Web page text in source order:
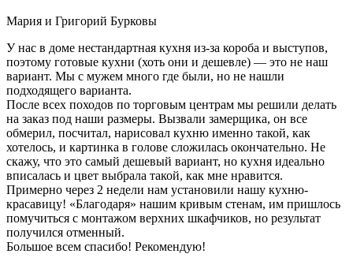
Мария и Григорий Бурковы
У нас в доме нестандартная кухня из-за короба и выступов,
поэтому готовые кухни (хоть они и дешевле) — это не наш
вариант. Мы с мужем много где были, но не нашли
подходящего варианта.
После всех походов по торговым центрам мы решили делать
на заказ под наши размеры. Вызвали замерщика, он все
обмерил, посчитал, нарисовал кухню именно такой, как
хотелось, и картинка в голове сложилась окончательно. Не
скажу, что это самый дешевый вариант, но кухня идеально
вписалась и цвет выбрала такой, как мне нравится.
Примерно через 2 недели нам установили нашу кухню-
красавицу! «Благодаря» нашим кривым стенам, им пришлось
помучиться с монтажом верхних шкафчиков, но результат
получился отменный.
Большое всем спасибо! Рекомендую!